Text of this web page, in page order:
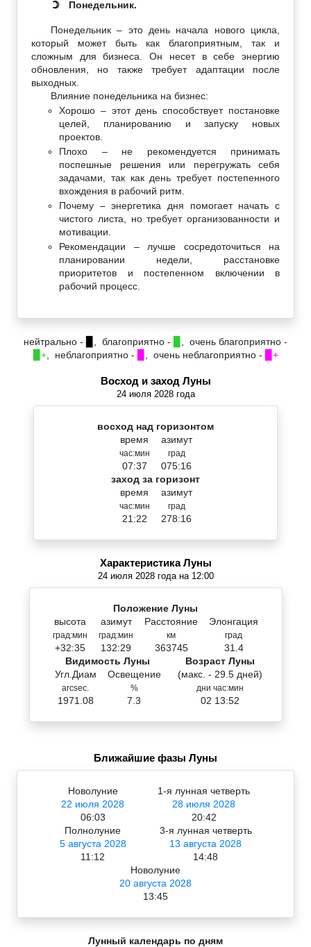
☽ Понедельник.
Понедельник – это день начала нового цикла,
который может быть как благоприятным, так и
сложным для бизнеса. Он несет в себе энергию
обновления, но также требует адаптации после
выходных.
Влияние понедельника на бизнес:
Хорошо – этот день способствует постановке
целей, планированию и запуску новых
проектов.
Плохо – не рекомендуется принимать
поспешные решения или перегружать себя
задачами, так как день требует постепенного
вхождения в рабочий ритм.
Почему – энергетика дня помогает начать с
чистого листа, но требует организованности и
мотивации.
Рекомендации – лучше сосредоточиться на
планировании недели, расстановке
приоритетов и постепенном включении в
рабочий процесс.
нейтрально - , благоприятно -
, очень благоприятно -
▉+, неблагоприятно - , очень неблагоприятно - ▉+
Восход и заход Луны
24 июля 2028 года
восход над горизонтом
время
час:мин
07:37
азимут
град
075:16
заход за горизонт
время
час:мин
21:22
азимут
град
278:16
Характеристика Луны
24 июля 2028 года на 12:00
Положение Луны
высота
град:мин
+32:35
азимут
град:мин
132:29
Расстояние
км
363745
Элонгация
град
31.4
Видимость Луны
Угл.Диам
arcsec.
1971.08
Освещение
%
7.3
Возраст Луны
(макс. - 29.5 дней)
дни час:мин
02 13:52
Ближайшие фазы Луны
Новолуние
22 июля 2028
06:03
1-я лунная четверть
28 июля 2028
20:42
Полнолуние
5 августа 2028
11:12
3-я лунная четверть
13 августа 2028
14:48
Новолуние
20 августа 2028
13:45
Лунный календарь по дням